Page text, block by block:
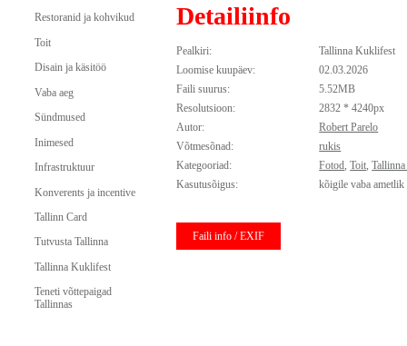
Restoranid ja kohvikud
Toit
Disain ja käsitöö
Vaba aeg
Sündmused
Inimesed
Infrastruktuur
Konverents ja incentive
Tallinn Card
Tutvusta Tallinna
Tallinna Kuklifest
Teneti võttepaigad
Tallinnas
Detailiinfo
Pealkiri:
Tallinna Kuklifest
Loomise kuupäev:
02.03.2026
Faili suurus:
5.52MB
Resolutsioon:
2832 * 4240px
Autor:
Robert Parelo
Võtmesõnad:
rukis
Kategooriad:
Fotod,Toit,
Kasutusõigus:
kõigile vaba
Faili info / EXIF